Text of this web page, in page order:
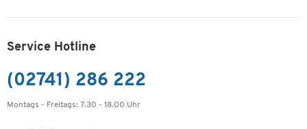
Service Hotline
(02741) 286 222
Montags - Freitags: 7.30 - 18.00 Uhr